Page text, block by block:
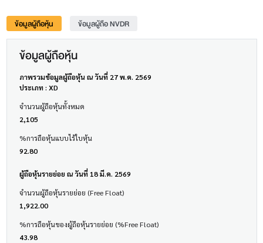
ข้อมูลผู้ถือหุ้น ข้อมูลผู้ถือ NVDR
ข้อมูลผู้ถือหุ้น
ภาพรวมข้อมูลผู้ถือหุ้น ณ วันที่ 27 พ.ค. 2569
ประเภท : XD
จำนวนผู้ถือหุ้นทั้งหมด
2,105
%การถือหุ้นแบบไร้ใบหุ้น
92.80
ผู้ถือหุ้นรายย่อย ณ วันที่ 18 มี.ค. 2569
จำนวนผู้ถือหุ้นรายย่อย (Free Float)
1,922.00
%การถือหุ้นของผู้ถือหุ้นรายย่อย (%Free Float)
43.98